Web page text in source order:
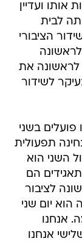
אותו ועדיין
לבית
הציבורי
לראשונה
לראשונה את
לשידור
בשני
גרוע מבחינה תפעולית
השני הוא
הם
לציבור
הוא יום שני
אנחנו
אנחנו